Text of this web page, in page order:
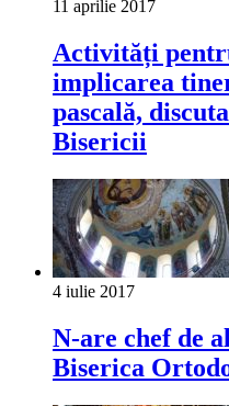
11 aprilie 2017
Activități
implicarea
pascală,
Bisericii
4 iulie 2017
N-are chef de
Biserica